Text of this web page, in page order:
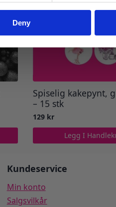
Deny
Spiselig kakepynt,
– 15 stk
129 kr
Legg I
Kundeservice
Min konto
Salgsvilkår